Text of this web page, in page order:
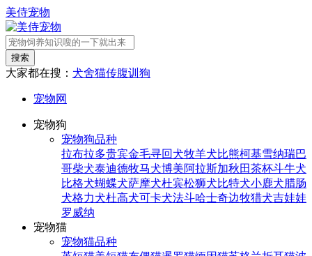
美侍宠物
搜索
大家都在搜： 犬舍猫传腹训狗
宠物网
宠物狗
宠物狗品种
拉布拉多贵宾金毛寻回犬牧羊犬比熊柯基雪纳瑞巴
哥柴犬泰迪德牧马犬博美阿拉斯加秋田茶杯斗牛犬
比格犬蝴蝶犬萨摩犬杜宾松狮犬比特犬小鹿犬腊肠
犬格力犬杜高犬可卡犬法斗哈士奇边牧猎犬吉娃娃
罗威纳
宠物猫
宠物猫品种